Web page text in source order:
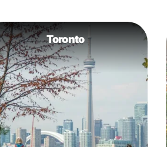
Toronto